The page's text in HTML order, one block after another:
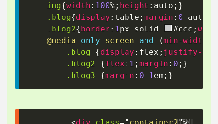
img{width : 100%; height : auto ; }
.blog{display : table ; margin : 0 auto
.blog2{border : 1 px solid #ccc ;
@media
only screen and (min-width
.blog
{display : flex ; justify-
.blog2
{flex : 1 ; margin : 0 ; }
.blog3
{margin : 0 1 em ; }
<div class=" container2">